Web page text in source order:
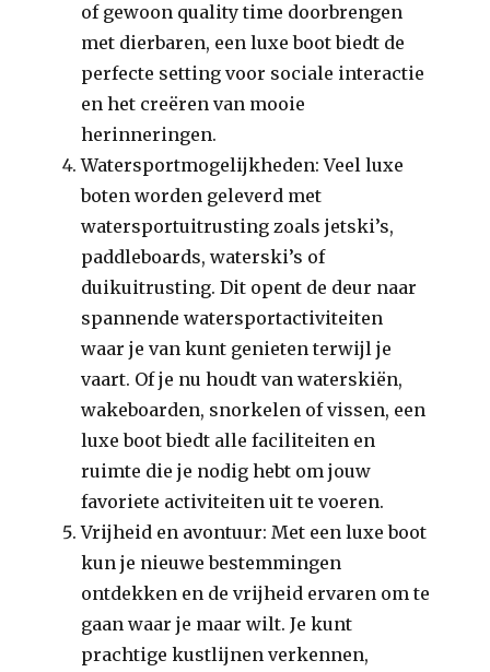
of gewoon quality time doorbrengen
met dierbaren, een luxe boot biedt de
perfecte setting voor sociale interactie
en het creëren van mooie
herinneringen.
Watersportmogelijkheden: Veel luxe
boten worden geleverd met
watersportuitrusting zoals jetski’s,
paddleboards, waterski’s of
duikuitrusting. Dit opent de deur naar
spannende watersportactiviteiten
waar je van kunt genieten terwijl je
vaart. Of je nu houdt van waterskiën,
wakeboarden, snorkelen of vissen, een
luxe boot biedt alle faciliteiten en
ruimte die je nodig hebt om jouw
favoriete activiteiten uit te voeren.
Vrijheid en avontuur: Met een luxe boot
kun je nieuwe bestemmingen
ontdekken en de vrijheid ervaren om te
gaan waar je maar wilt. Je kunt
prachtige kustlijnen verkennen,